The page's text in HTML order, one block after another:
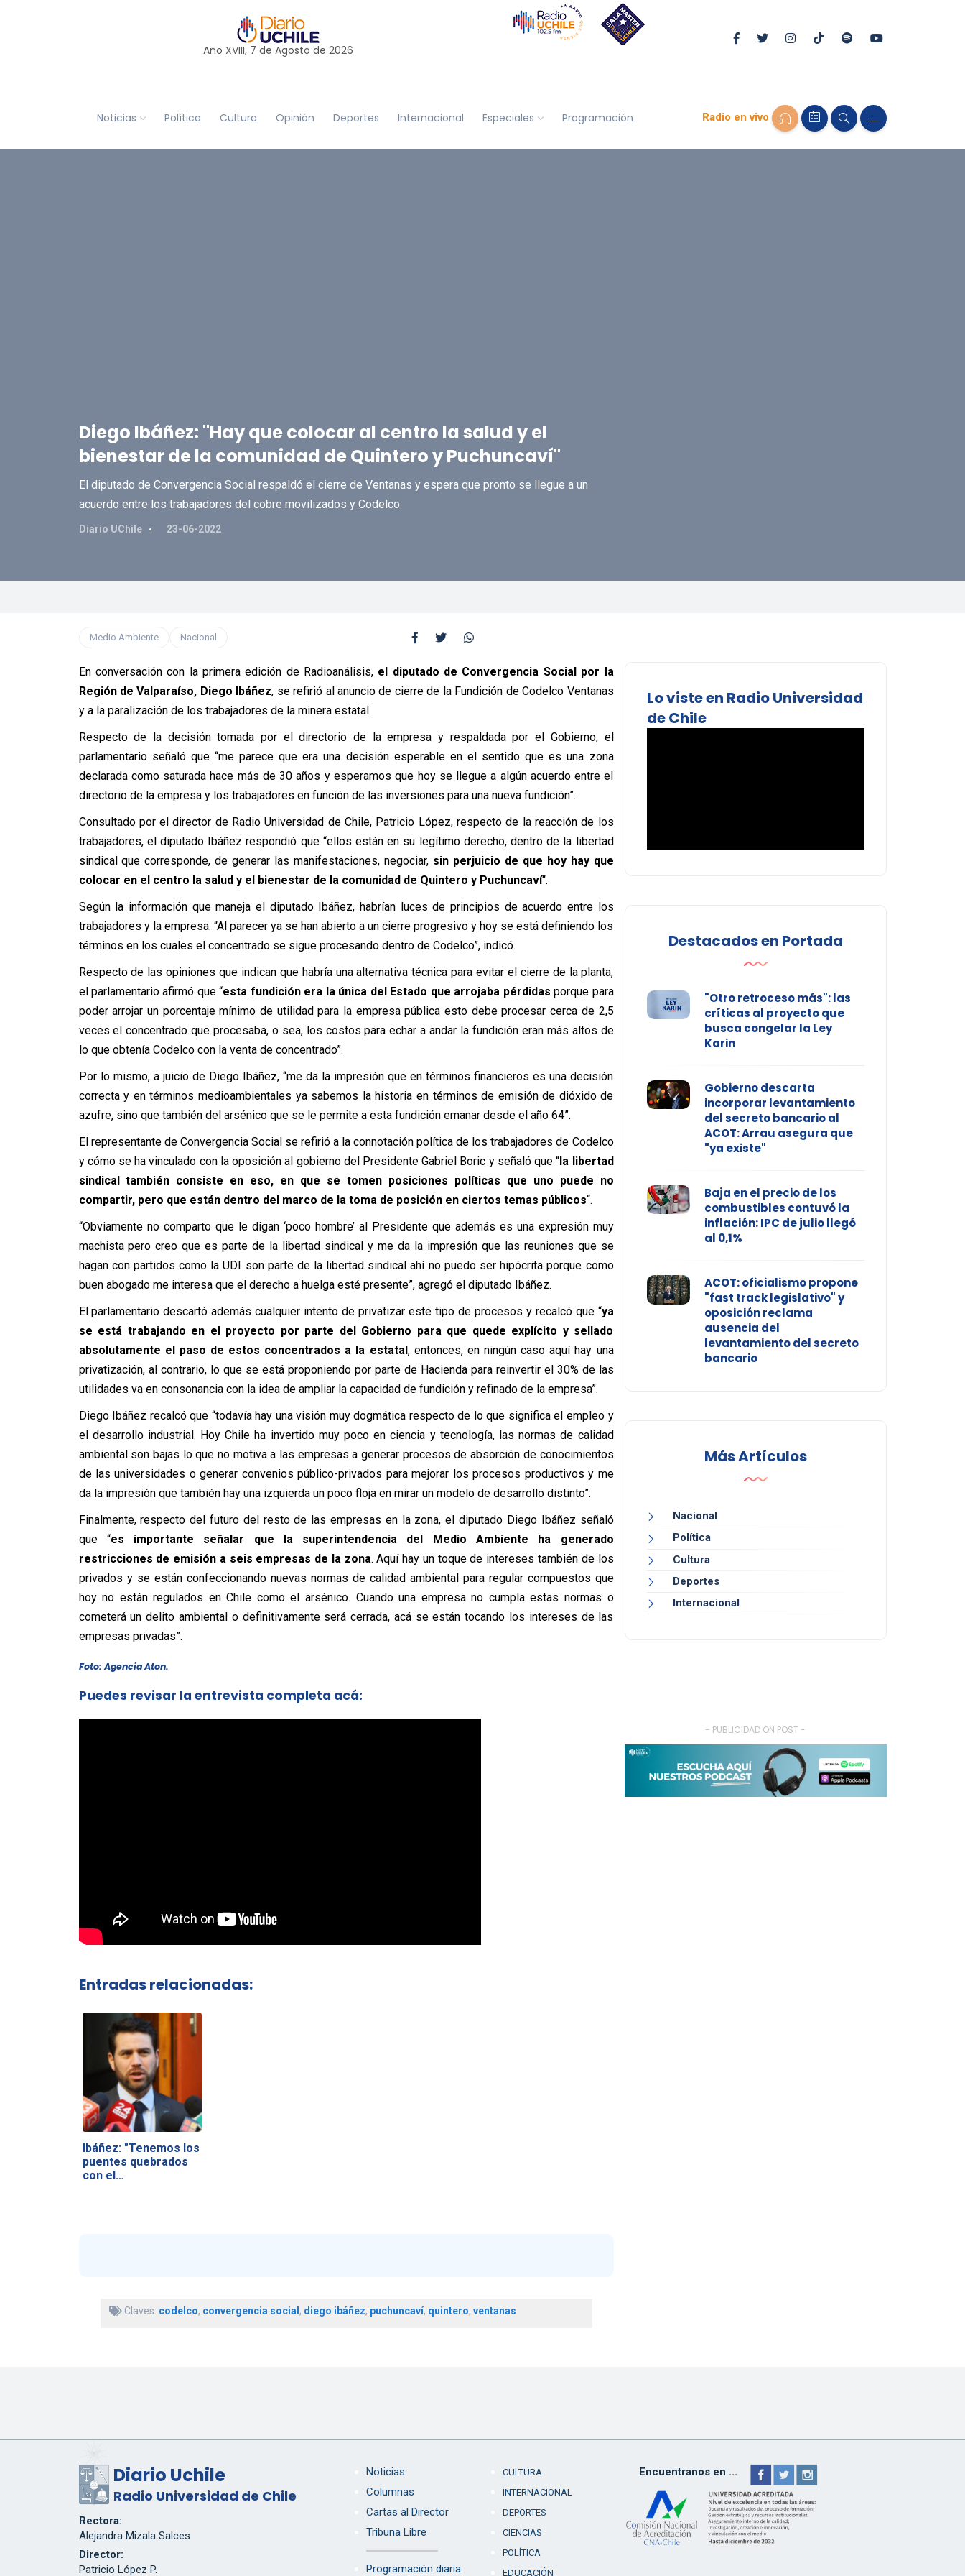
Año XVIII, 7 de Agosto de 2026
Noticias Política Cultura Opinión Deportes Internacional Especiales Programación Radio en vivo
Diego Ibáñez: "Hay que colocar al centro la salud y el
bienestar de la comunidad de Quintero y Puchuncaví"
El diputado de Convergencia Social respaldó el cierre de Ventanas y espera que pronto se llegue a un
acuerdo entre los trabajadores del cobre movilizados y Codelco.
Diario UChile 23-06-2022
Medio Ambiente Nacional
En conversación con la primera edición de Radioanálisis, el diputado de Convergencia Social por la
Región de Valparaíso, Diego Ibáñez, se refirió al anuncio de cierre de la Fundición de Codelco Ventanas
y a la paralización de los trabajadores de la minera estatal.
Respecto de la decisión tomada por el directorio de la empresa y respaldada por el Gobierno, el
parlamentario señaló que “me parece que era una decisión esperable en el sentido que es una zona
declarada como saturada hace más de 30 años y esperamos que hoy se llegue a algún acuerdo entre el
directorio de la empresa y los trabajadores en función de las inversiones para una nueva fundición”.
Consultado por el director de Radio Universidad de Chile, Patricio López, respecto de la reacción de los
trabajadores, el diputado Ibáñez respondió que “ellos están en su legítimo derecho, dentro de la libertad
sindical que corresponde, de generar las manifestaciones, negociar, sin perjuicio de que hoy hay que
colocar en el centro la salud y el bienestar de la comunidad de Quintero y Puchuncaví“.
Según la información que maneja el diputado Ibáñez, habrían luces de principios de acuerdo entre los
trabajadores y la empresa. “Al parecer ya se han abierto a un cierre progresivo y hoy se está definiendo los
términos en los cuales el concentrado se sigue procesando dentro de Codelco”, indicó.
Respecto de las opiniones que indican que habría una alternativa técnica para evitar el cierre de la planta,
el parlamentario afirmó que “esta fundición era la única del Estado que arrojaba pérdidas porque para
poder arrojar un porcentaje mínimo de utilidad para la empresa pública esto debe procesar cerca de 2,5
veces el concentrado que procesaba, o sea, los costos para echar a andar la fundición eran más altos de
lo que obtenía Codelco con la venta de concentrado”.
Por lo mismo, a juicio de Diego Ibáñez, “me da la impresión que en términos financieros es una decisión
correcta y en términos medioambientales ya sabemos la historia en términos de emisión de dióxido de
azufre, sino que también del arsénico que se le permite a esta fundición emanar desde el año 64”.
El representante de Convergencia Social se refirió a la connotación política de los trabajadores de Codelco
y cómo se ha vinculado con la oposición al gobierno del Presidente Gabriel Boric y señaló que “la libertad
sindical también consiste en eso, en que se tomen posiciones políticas que uno puede no
compartir, pero que están dentro del marco de la toma de posición en ciertos temas públicos“.
“Obviamente no comparto que le digan ‘poco hombre’ al Presidente que además es una expresión muy
machista pero creo que es parte de la libertad sindical y me da la impresión que las reuniones que se
hagan con partidos como la UDI son parte de la libertad sindical ahí no puedo ser hipócrita porque como
buen abogado me interesa que el derecho a huelga esté presente”, agregó el diputado Ibáñez.
El parlamentario descartó además cualquier intento de privatizar este tipo de procesos y recalcó que “ya
se está trabajando en el proyecto por parte del Gobierno para que quede explícito y sellado
absolutamente el paso de estos concentrados a la estatal, entonces, en ningún caso aquí hay una
privatización, al contrario, lo que se está proponiendo por parte de Hacienda para reinvertir el 30% de las
utilidades va en consonancia con la idea de ampliar la capacidad de fundición y refinado de la empresa”.
Diego Ibáñez recalcó que “todavía hay una visión muy dogmática respecto de lo que significa el empleo y
el desarrollo industrial. Hoy Chile ha invertido muy poco en ciencia y tecnología, las normas de calidad
ambiental son bajas lo que no motiva a las empresas a generar procesos de absorción de conocimientos
de las universidades o generar convenios público-privados para mejorar los procesos productivos y me
da la impresión que también hay una izquierda un poco floja en mirar un modelo de desarrollo distinto”.
Finalmente, respecto del futuro del resto de las empresas en la zona, el diputado Diego Ibáñez señaló
que “es importante señalar que la superintendencia del Medio Ambiente ha generado
restricciones de emisión a seis empresas de la zona. Aquí hay un toque de intereses también de los
privados y se están confeccionando nuevas normas de calidad ambiental para regular compuestos que
hoy no están regulados en Chile como el arsénico. Cuando una empresa no cumpla estas normas o
cometerá un delito ambiental o definitivamente será cerrada, acá se están tocando los intereses de las
empresas privadas”.
Foto: Agencia Aton.
Puedes revisar la entrevista completa acá:
Entradas relacionadas:
Ibáñez: "Tenemos los
puentes quebrados
con el…
Claves: codelco, convergencia social , diego ibáñez, puchuncaví, quintero, ventanas
Lo viste en Radio Universidad
de Chile
Destacados en Portada
"Otro retroceso más": las
críticas al proyecto que
busca congelar la Ley
Karin
Gobierno descarta
incorporar levantamiento
del secreto bancario al
ACOT: Arrau asegura que
"ya existe"
Baja en el precio de los
combustibles contuvó la
inflación: IPC de julio llegó
al 0,1%
ACOT: oficialismo propone
"fast track legislativo" y
oposición reclama
ausencia del
levantamiento del secreto
bancario
Más Artículos
Nacional
Política
Cultura
Deportes
Internacional
- PUBLICIDAD ON POST -
Diario Uchile
Radio Universidad de Chile
Rectora:
Alejandra Mizala Salces
Director:
Patricio López P.
Noticias
Columnas
Cartas al Director
Tribuna Libre
Programación diaria
CULTURA
INTERNACIONAL
DEPORTES
CIENCIAS
POLÍTICA
EDUCACIÓN
Encuentranos en ...